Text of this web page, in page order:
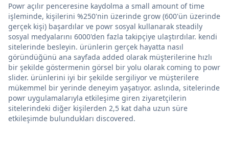
Powr açılır penceresine kaydolma a small amount of time
işleminde, kişilerini %250'nin üzerinde grow (600'ün üzerinde
gerçek kişi) başardılar ve powr sosyal kullanarak steadily
sosyal medyalarını 6000'den fazla takipçiye ulaştırdılar. kendi
sitelerinde besleyin. ürünlerin gerçek hayatta nasıl
göründüğünü ana sayfada added olarak müşterilerine hızlı
bir şekilde göstermenin görsel bir yolu olarak coming to powr
slider. ürünlerini iyi bir şekilde sergiliyor ve müşterilere
mükemmel bir yerinde deneyim yaşatıyor. aslında, sitelerinde
powr uygulamalarıyla etkileşime giren ziyaretçilerin
sitelerindeki diğer kişilerden 2,5 kat daha uzun süre
etkileşimde bulundukları discovered.